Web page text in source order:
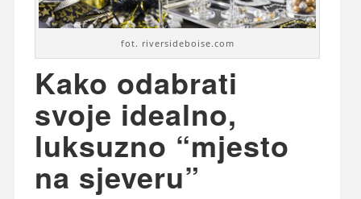
fot. riversideboise.com
Kako odabrati
svoje idealno,
luksuzno “mjesto
na sjeveru”